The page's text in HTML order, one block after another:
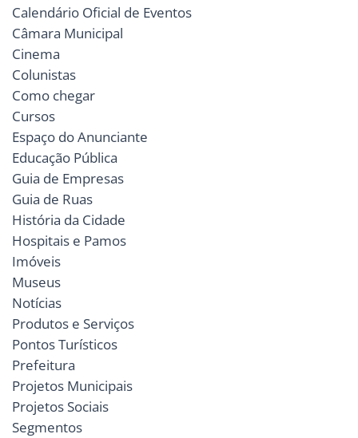
Calendário Oficial de Eventos
Câmara Municipal
Cinema
Colunistas
Como chegar
Cursos
Espaço do Anunciante
Educação Pública
Guia de Empresas
Guia de Ruas
História da Cidade
Hospitais e Pamos
Imóveis
Museus
Notícias
Produtos e Serviços
Pontos Turísticos
Prefeitura
Projetos Municipais
Projetos Sociais
Segmentos